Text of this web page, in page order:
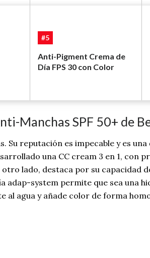
#5
Anti-Pigment Crema de
Día FPS 30 con Color
Manchas SPF 50+ de
Su reputación es impecable y es
una CC cream 3 en 1, con
lado, destaca por su capacidad
adap-system permite que sea una
al agua y añade color de forma